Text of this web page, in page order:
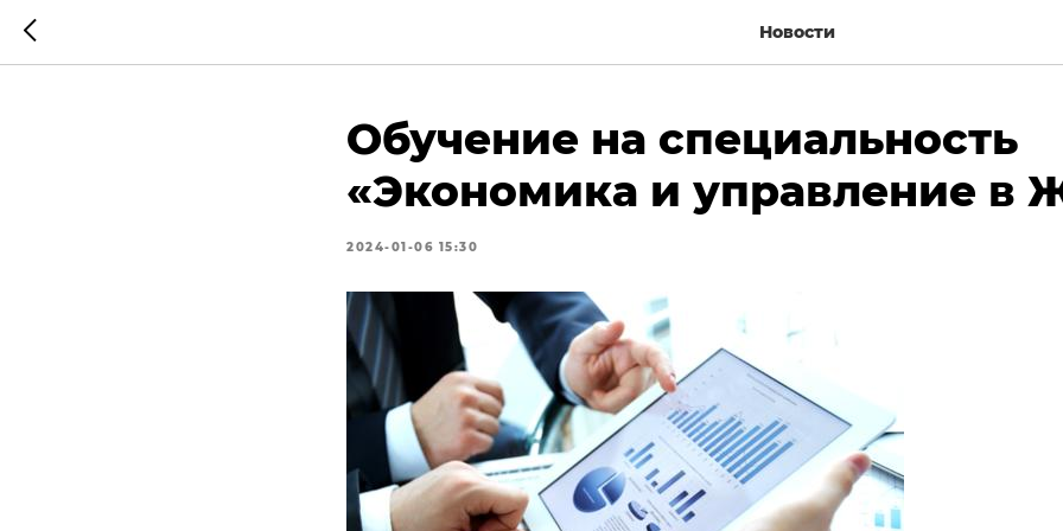
Новости
Обучение на специальность
«Экономика и управление в
2024-01-06 15:30